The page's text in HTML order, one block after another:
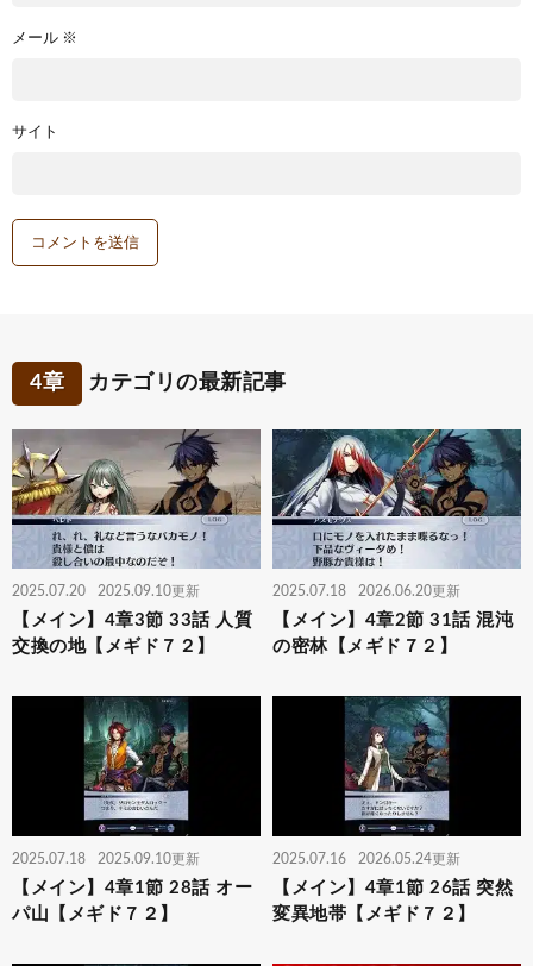
メール ※
サイト
4章 カテゴリの最新記事
2025.07.20 2025.09.10更新
【メイン】4章3節 33話 人質
交換の地【メギド７２】
2025.07.18 2026.06.20更新
【メイン】4章2節 31話 混沌
の密林【メギド７２】
2025.07.18 2025.09.10更新
【メイン】4章1節 28話 オー
パ山【メギド７２】
2025.07.16 2026.05.24更新
【メイン】4章1節 26話 突然
変異地帯【メギド７２】